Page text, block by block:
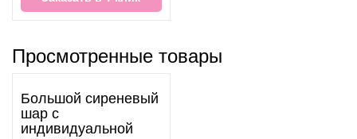
Просмотренные товары
Большой сиреневый
шар с
индивидуальной